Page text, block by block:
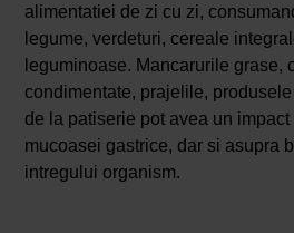
alimentatiei de zi cu zi,
legume, verdeturi, cereale
leguminoase. Mancarurile grase,
condimentate, prajelile,
de la patiserie pot avea un
mucoasei gastrice, dar si asupra
intregului organism.